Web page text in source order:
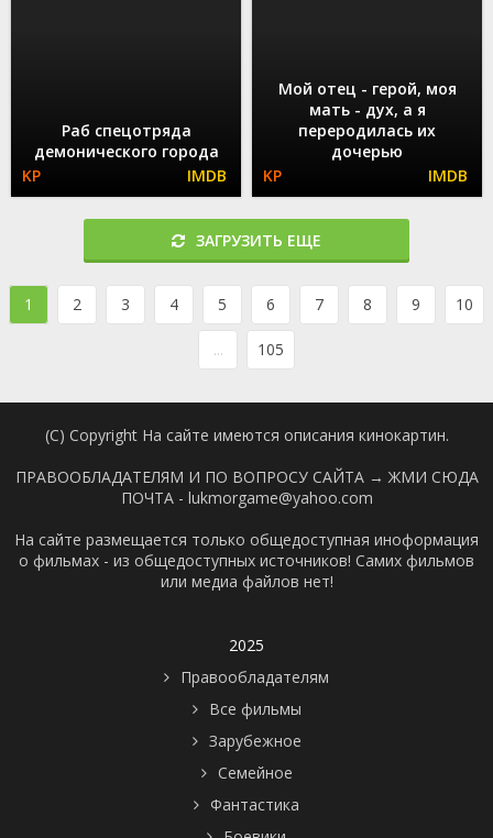
Раб спецотряда
демонического города
Мой отец - герой, моя
мать - дух, а я
переродилась их
дочерью
ЗАГРУЗИТЬ ЕЩЕ
1 2 3 4 5 6 7 8 9 10
... 105
(C) Copyright На сайте имеются описания кинокартин.
ПРАВООБЛАДАТЕЛЯМ И ПО ВОПРОСУ САЙТА → ЖМИ СЮДА
ПОЧТА - lukmorgame@yahoo.com
На сайте размещается только общедоступная иноформация
о фильмах - из общедоступных источников! Самих фильмов
или медиа файлов нет!
2025
Правообладателям
Все фильмы
Зарубежное
Семейное
Фантастика